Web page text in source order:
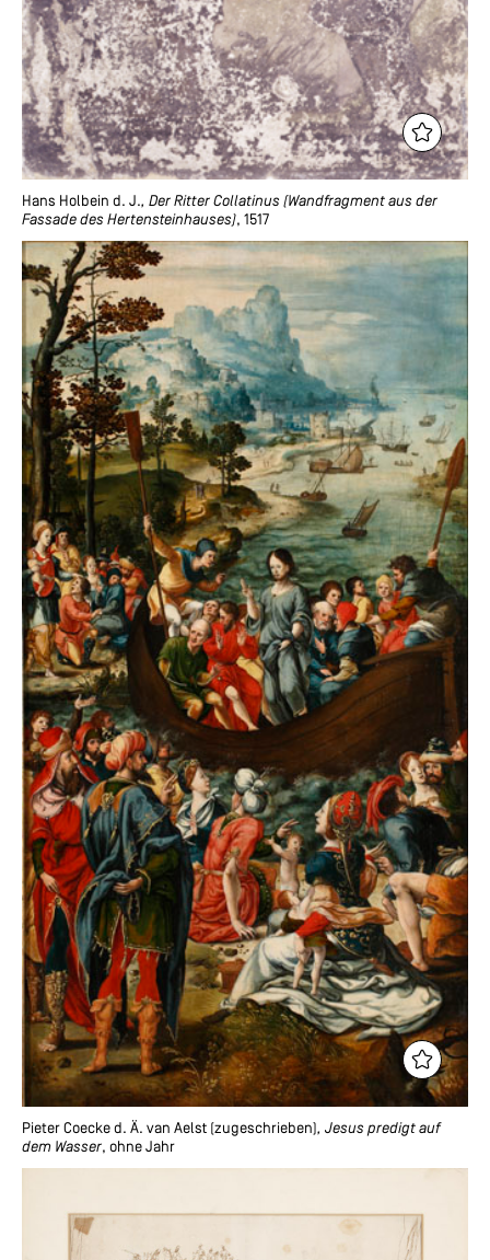
Hans Holbein d. J., Der Ritter Collatinus (Wandfragment aus der
Fassade des Hertensteinhauses), 1517
Pieter Coecke d. Ä. van Aelst (zugeschrieben), Jesus predigt auf
dem Wasser, ohne Jahr